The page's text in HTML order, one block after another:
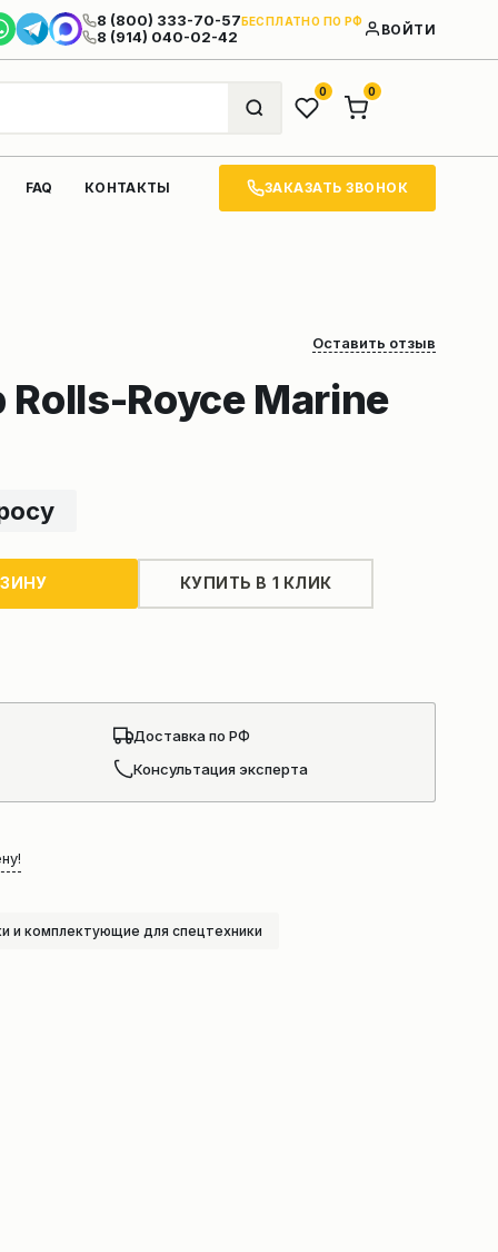
8 (800) 333-70-57БЕСПЛАТНО ПО РФ
8 (914) 040-02-42 ВОЙТИ
0 0
FAQ КОНТАКТЫ ЗАКАЗАТЬ ЗВОНОК
Оставить отзыв
Royce Marine
КУПИТЬ В 1 КЛИК
Доставка по РФ
Консультация эксперта
и комплектующие для спецтехники